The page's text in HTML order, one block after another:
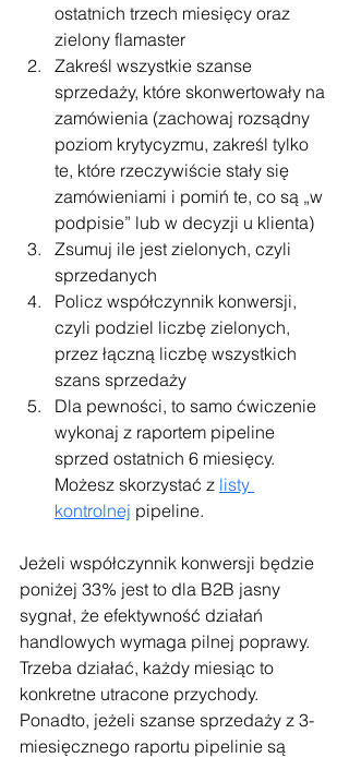
ostatnich trzech miesięcy oraz
zielony flamaster
Zakreśl wszystkie szanse
sprzedaży, które skonwertowały na
zamówienia (zachowaj rozsądny
poziom krytycyzmu, zakreśl tylko
te, które rzeczywiście stały się
zamówieniami i pomiń te, co są „w
podpisie” lub w decyzji u klienta)
Zsumuj ile jest zielonych, czyli
sprzedanych
Policz współczynnik konwersji,
czyli podziel liczbę zielonych,
przez łączną liczbę wszystkich
szans sprzedaży
Dla pewności, to samo ćwiczenie
wykonaj z raportem pipeline
sprzed ostatnich 6 miesięcy.
Możesz skorzystać z listy
kontrolnej pipeline.
Jeżeli współczynnik konwersji będzie
poniżej 33% jest to dla B2B jasny
sygnał, że efektywność działań
handlowych wymaga pilnej poprawy.
Trzeba działać, każdy miesiąc to
konkretne utracone przychody.
Ponadto, jeżeli szanse sprzedaży z 3-
miesięcznego raportu pipelinie są